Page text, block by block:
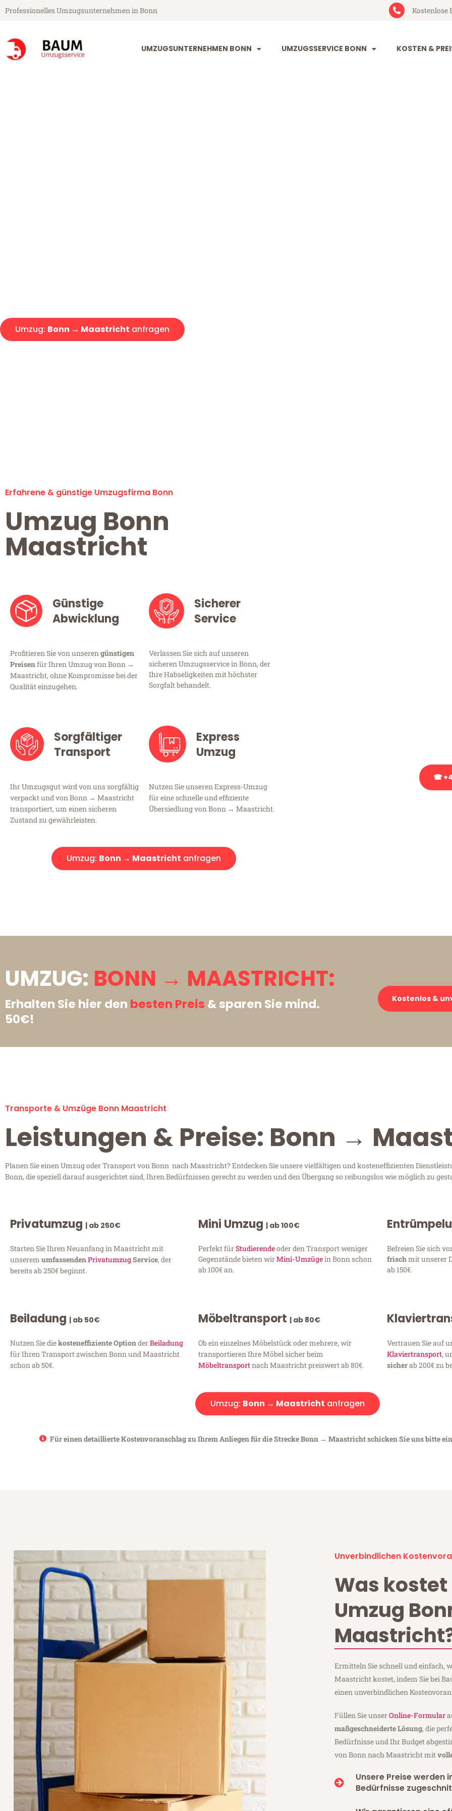
Professionelles Umzugsunternehmen in Bonn Kostenlose
UMZUGSUNTERNEHMEN BONN UMZUGSSERVICE BONN KOSTEN &
Umzug: Bonn → Maastricht anfragen
Erfahrene & günstige Umzugsfirma Bonn
Umzug Bonn
Maastricht
Günstige
Abwicklung
Profitieren Sie von unserengünstigen
Preisenfür Ihren Umzug von Bonn →
Maastricht, ohne Kompromisse bei der
Qualität einzugehen.
Sicherer
Service
Verlassen Sie sich auf unseren
sicheren Umzugsservice in Bonn, der
Ihre Habseligkeiten mit höchster
Sorgfalt behandelt.
Sorgfältiger
Transport
Ihr Umzugsgut wird von uns sorgfältig
verpackt und von Bonn → Maastricht
transportiert, um einen sicheren
Zustand zu gewährleisten.
Express
Umzug
Nutzen Sie unseren Express-Umzug
für eine schnelle und effiziente
Übersiedlung von Bonn → Maastricht.
Umzug: Bonn → Maastricht anfragen
☎
UMZUG: BONN → MAASTRICHT:
Erhalten Sie hier den besten Preis & sparen Sie mind.
50€!
Kostenlos &
Transporte & Umzüge Bonn Maastricht
Leistungen & Preise: Bonn →
Planen Sie einen Umzug oder Transport von Bonn nach Maastricht? Entdecken Sie unsere vielfältigen und kosteneffizienten
Bonn, die speziell darauf ausgerichtet sind, Ihren Bedürfnissen gerecht zu werden und den Übergang so reibungslos wie möglich zu
Privatumzug | ab 250€
Starten Sie Ihren Neuanfang in Maastricht mit
unserem umfassendenPrivatumzugService, der
bereits ab 250€ beginnt.
Mini Umzug | ab 100€
Perfekt fürStudierendeoder den Transport weniger
Gegenstände bieten wirMini-Umzügein Bonn schon
ab 100€ an.
Befreien Sie sich
frischmit unserer
ab 150€.
Beiladung | ab 50€
Nutzen Sie diekosteneffiziente OptionderBeiladung
für Ihren Transport zwischen Bonn und Maastricht
schon ab 50€.
Möbeltransport | ab 80€
Ob ein einzelnes Möbelstück oder mehrere, wir
transportieren Ihre Möbel sicher beim
Möbeltransportnach Maastricht preiswert ab 80€.
Vertrauen Sie auf
Klaviertransport,
sicherab 200€ zu
Umzug: Bonn → Maastricht anfragen
Für einen detaillierte Kostenvoranschlag zu Ihrem Anliegen für die Strecke Bonn → Maastricht schicken Sie uns bitte
Unverbindlichen
Was kostet
Umzug
Ermitteln Sie schnell und einfach,
Maastricht kostet, indem Sie bei
einen unverbindlichen
Füllen Sie unserOnline-Formular
maßgeschneiderte Lösung, die
Bedürfnisse und Ihr Budget
von Bonn nach Maastricht mit
Unsere Preise werden
Bedürfnisse